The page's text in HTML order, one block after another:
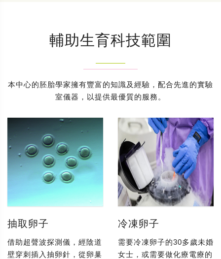
輔助生育科技範圍
本中心的胚胎學家擁有豐富的知識及經驗，配合先進的實驗
室儀器，以提供最優質的服務。
抽取卵子
借助超聲波探測儀，經陰道
壁穿刺插入抽卵針，從卵巢
冷凍卵子
需要冷凍卵子的30多歲未婚
女士，或需要做化療電療的